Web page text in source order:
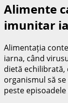
Alimente
imunitar
Alimentația
iarna, când
dietă echilibrată,
organismul să
peste episoadele